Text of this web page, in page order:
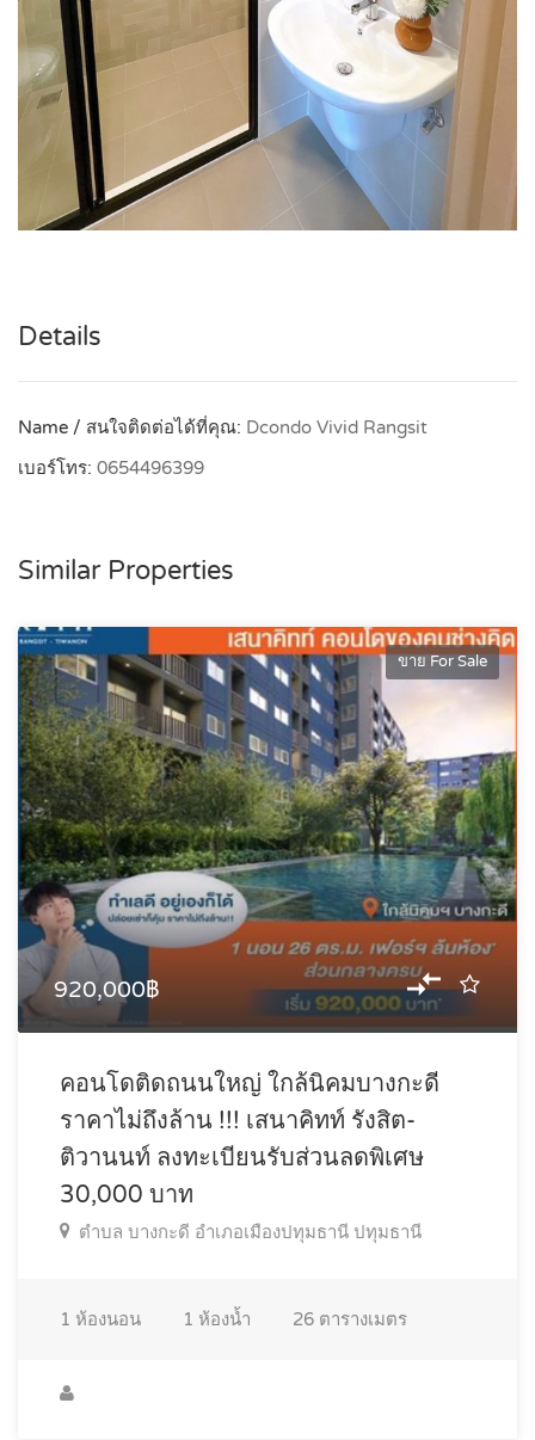
Details
Name / สนใจติดต่อได้ที่คุณ: Dcondo Vivid Rangsit
เบอร์โทร: 0654496399
Similar Properties
ขาย For Sale
920,000฿
คอนโดติดถนนใหญ่ ใกล้นิคมบางกะดี
ราคาไม่ถึงล้าน !!! เสนาคิทท์ รังสิต-
ติวานนท์ ลงทะเบียนรับส่วนลดพิเศษ
30,000 บาท
ตำบล บางกะดี อำเภอเมืองปทุมธานี ปทุมธานี
1 ห้องนอน 1 ห้องน้ำ 26 ตารางเมตร